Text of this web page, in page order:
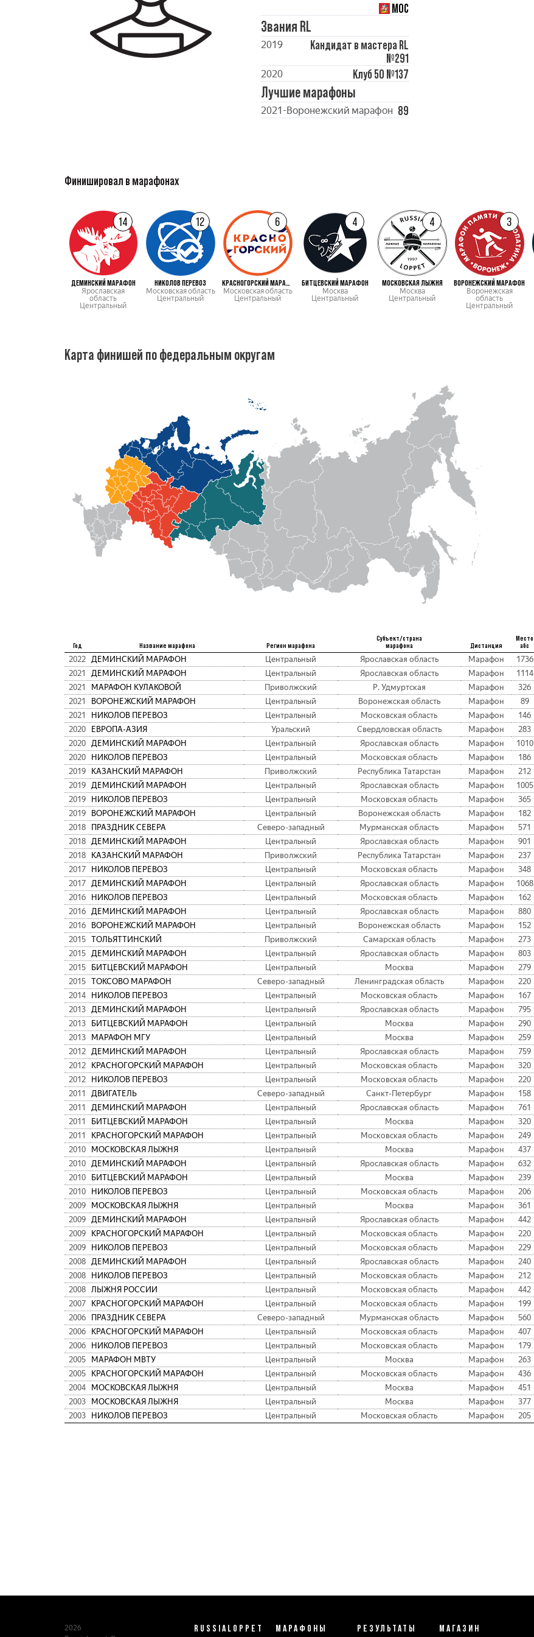
МОС
Звания RL
2019
Кандидат в мастера RL
№291
2020 Клуб 50 №137
Лучшие марафоны
2021-Воронежский марафон 89
Финишировал в марафонах
14
ДЕМИНСКИЙ МАРАФОН
Ярославская
область
Центральный
12
НИКОЛОВ ПЕРЕВОЗ
Московская область
Центральный
6
КРАСНОГОРСКИЙ МАРАФОН
Московская область
Центральный
4
БИТЦЕВСКИЙ МАРАФОН
Москва
Центральный
4
МОСКОВСКАЯ ЛЫЖНЯ
Москва
Центральный
3
ВОРОНЕЖСКИЙ МАРАФОН
Воронежская
область
Центральный
Карта финишей по федеральным округам
Год Название марафона Регион марафона
Субъект/страна
марафона
Дистанция
Место
абс
2022 ДЕМИНСКИЙ МАРАФОН Центральный Ярославская область Марафон 1736
2021
ДЕМИНСКИЙ МАРАФОН Центральный Ярославская область Марафон 1114
2021
МАРАФОН КУЛАКОВОЙ Приволжский Р. Удмуртская Марафон 326
2021
ВОРОНЕЖСКИЙ МАРАФОН Центральный Воронежская область Марафон 89
2021
НИКОЛОВ ПЕРЕВОЗ Центральный Московская область Марафон 146
2020
ЕВРОПА-АЗИЯ Уральский Свердловская область Марафон 283
2020 ДЕМИНСКИЙ МАРАФОН Центральный Ярославская область Марафон 1010
2020
НИКОЛОВ ПЕРЕВОЗ Центральный Московская область Марафон 186
2019
КАЗАНСКИЙ МАРАФОН Приволжский Республика Татарстан Марафон 212
2019 ДЕМИНСКИЙ МАРАФОН Центральный Ярославская область Марафон 1005
2019
НИКОЛОВ ПЕРЕВОЗ Центральный Московская область Марафон 365
2019
ВОРОНЕЖСКИЙ МАРАФОН Центральный Воронежская область Марафон 182
2018
ПРАЗДНИК СЕВЕРА Северо-западный Мурманская область Марафон 571
2018 ДЕМИНСКИЙ МАРАФОН Центральный Ярославская область Марафон 901
2018
КАЗАНСКИЙ МАРАФОН Приволжский Республика Татарстан Марафон 237
2017
НИКОЛОВ ПЕРЕВОЗ Центральный Московская область Марафон 348
2017 ДЕМИНСКИЙ МАРАФОН Центральный Ярославская область Марафон 1068
2016
НИКОЛОВ ПЕРЕВОЗ Центральный Московская область Марафон 162
2016 ДЕМИНСКИЙ МАРАФОН Центральный Ярославская область Марафон 880
2016
ВОРОНЕЖСКИЙ МАРАФОН Центральный Воронежская область Марафон 152
2015 ТОЛЬЯТТИНСКИЙ Приволжский Самарская область Марафон 273
2015 ДЕМИНСКИЙ МАРАФОН Центральный Ярославская область Марафон 803
2015
БИТЦЕВСКИЙ МАРАФОН Центральный Москва Марафон 279
2015 ТОКСОВО МАРАФОН Северо-западный Ленинградская область Марафон 220
2014
НИКОЛОВ ПЕРЕВОЗ Центральный Московская область Марафон 167
2013 ДЕМИНСКИЙ МАРАФОН Центральный Ярославская область Марафон 795
2013
БИТЦЕВСКИЙ МАРАФОН Центральный Москва Марафон 290
2013
МАРАФОН МГУ Центральный Москва Марафон 259
2012 ДЕМИНСКИЙ МАРАФОН Центральный Ярославская область Марафон 759
2012
КРАСНОГОРСКИЙ МАРАФОН Центральный Московская область Марафон 320
2012
НИКОЛОВ ПЕРЕВОЗ Центральный Московская область Марафон 220
2011
ДВИГАТЕЛЬ Северо-западный Санкт-Петербург Марафон 158
2011
ДЕМИНСКИЙ МАРАФОН Центральный Ярославская область Марафон 761
2011
БИТЦЕВСКИЙ МАРАФОН Центральный Москва Марафон 320
2011
КРАСНОГОРСКИЙ МАРАФОН Центральный Московская область Марафон 249
2010
МОСКОВСКАЯ ЛЫЖНЯ Центральный Москва Марафон 437
2010 ДЕМИНСКИЙ МАРАФОН Центральный Ярославская область Марафон 632
2010
БИТЦЕВСКИЙ МАРАФОН Центральный Москва Марафон 239
2010
НИКОЛОВ ПЕРЕВОЗ Центральный Московская область Марафон 206
2009
МОСКОВСКАЯ ЛЫЖНЯ Центральный Москва Марафон 361
2009 ДЕМИНСКИЙ МАРАФОН Центральный Ярославская область Марафон 442
2009
КРАСНОГОРСКИЙ МАРАФОН Центральный Московская область Марафон 220
2009
НИКОЛОВ ПЕРЕВОЗ Центральный Московская область Марафон 229
2008 ДЕМИНСКИЙ МАРАФОН Центральный Ярославская область Марафон 240
2008
НИКОЛОВ ПЕРЕВОЗ Центральный Московская область Марафон 212
2008 ЛЫЖНЯ РОССИИ Центральный Московская область Марафон 442
2007
КРАСНОГОРСКИЙ МАРАФОН Центральный Московская область Марафон 199
2006
ПРАЗДНИК СЕВЕРА Северо-западный Мурманская область Марафон 560
2006
КРАСНОГОРСКИЙ МАРАФОН Центральный Московская область Марафон 407
2006
НИКОЛОВ ПЕРЕВОЗ Центральный Московская область Марафон 179
2005
МАРАФОН МВТУ Центральный Москва Марафон 263
2005
КРАСНОГОРСКИЙ МАРАФОН Центральный Московская область Марафон 436
2004
МОСКОВСКАЯ ЛЫЖНЯ Центральный Москва Марафон 451
2003
МОСКОВСКАЯ ЛЫЖНЯ Центральный Москва Марафон 377
2003
НИКОЛОВ ПЕРЕВОЗ Центральный Московская область Марафон 205
2026
RUSSIALOPPET МАРАФОНЫ РЕЗУЛЬТАТЫ МАГАЗИН